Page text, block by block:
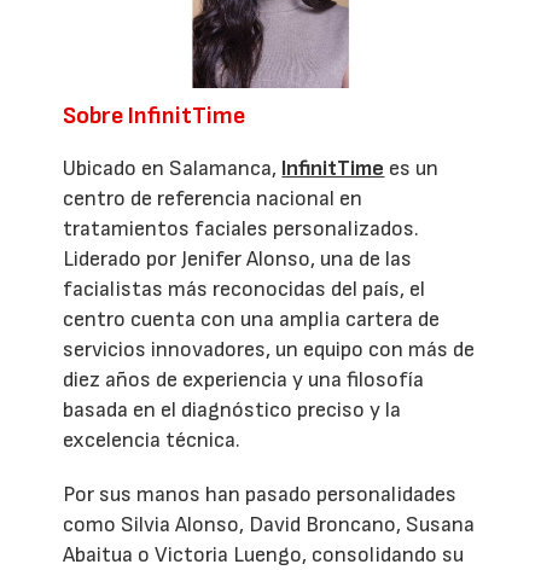
Sobre InfinitTime
Ubicado en Salamanca, InfinitTime es un
centro de referencia nacional en
tratamientos faciales personalizados.
Liderado por Jenifer Alonso, una de las
facialistas más reconocidas del país, el
centro cuenta con una amplia cartera de
servicios innovadores, un equipo con más de
diez años de experiencia y una filosofía
basada en el diagnóstico preciso y la
excelencia técnica.
Por sus manos han pasado personalidades
como Silvia Alonso, David Broncano, Susana
Abaitua o Victoria Luengo, consolidando su